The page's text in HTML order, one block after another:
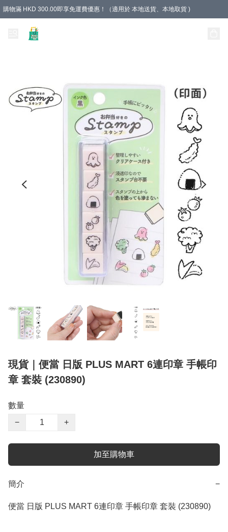
購物滿 HKD 300.00即享免運費優惠！（適用於 本地送貨、本地取貨 )
現貨｜便當 日版 PLUS MART 6連印章 手帳印
章 套裝 (230890)
數量
−
+
加至購物車
簡介 −
便當 日版 PLUS MART 6連印章 手帳印章 套裝 (230890)